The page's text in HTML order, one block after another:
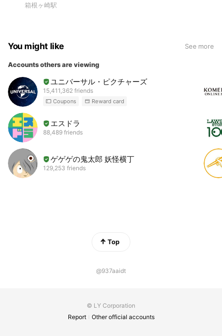
箱根ヶ崎駅
You might like See more
Accounts others are viewing
ユニバーサル・ピクチャーズ
15,411,362 friends
Coupons Reward card
エスドラ
88,489 friends
ゲゲゲの鬼太郎 妖怪横丁
129,253 friends
Top
@937aaidt
© LY Corporation
Report
Other official accounts